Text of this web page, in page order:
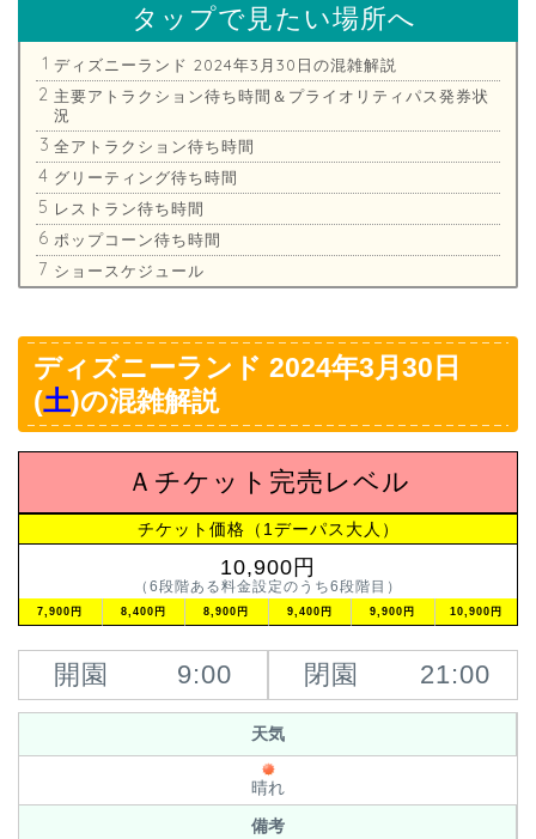
タップで見たい場所へ
ディズニーランド 2024年3月30日の混雑解説
主要アトラクション待ち時間＆プライオリティパス発券状
況
全アトラクション待ち時間
グリーティング待ち時間
レストラン待ち時間
ポップコーン待ち時間
ショースケジュール
ディズニーランド 2024年3月30日
(土)の混雑解説
Ａチケット完売レベル
チケット価格（1デーパス大人）
10,900円
（6段階ある料金設定のうち6段階目）
7,900円 8,400円 8,900円 9,400円 9,900円 10,900円
開園 9:00 閉園 21:00
天気
晴れ
備考